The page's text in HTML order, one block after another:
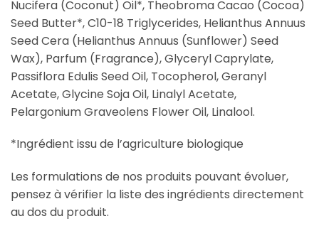
Nucifera (Coconut) Oil*, Theobroma Cacao (Cocoa)
Seed Butter*, C10-18 Triglycerides, Helianthus Annuus
Seed Cera (Helianthus Annuus (Sunflower) Seed
Wax), Parfum (Fragrance), Glyceryl Caprylate,
Passiflora Edulis Seed Oil, Tocopherol, Geranyl
Acetate, Glycine Soja Oil, Linalyl Acetate,
Pelargonium Graveolens Flower Oil, Linalool.
*Ingrédient issu de l’agriculture biologique
Les formulations de nos produits pouvant évoluer,
pensez à vérifier la liste des ingrédients directement
au dos du produit.